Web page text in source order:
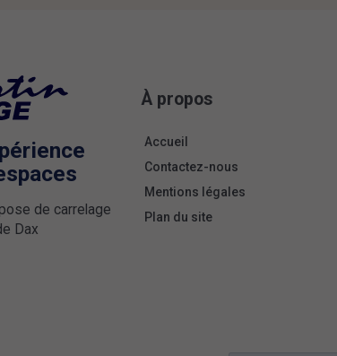
de carrelage
Dax
À propos
Accueil
Contactez-nous
Mentions légales
Plan du site